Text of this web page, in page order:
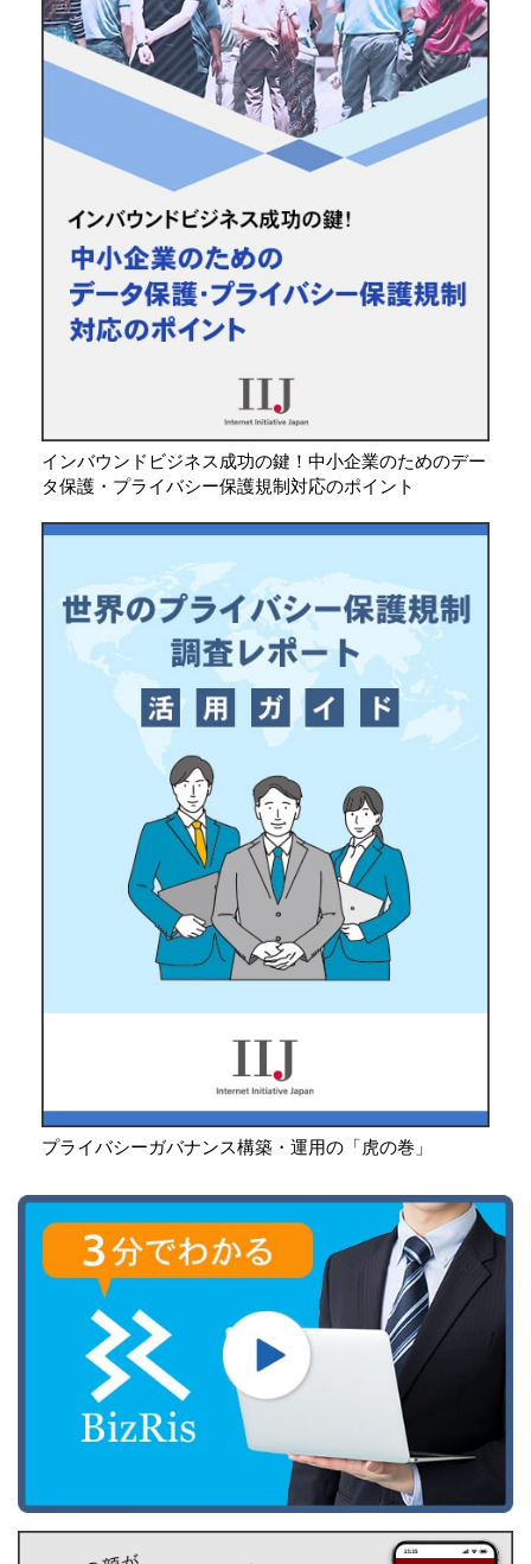
インバウンドビジネス成功の鍵！中小企業のためのデー
タ保護・プライバシー保護規制対応のポイント
プライバシーガバナンス構築・運用の「虎の巻」